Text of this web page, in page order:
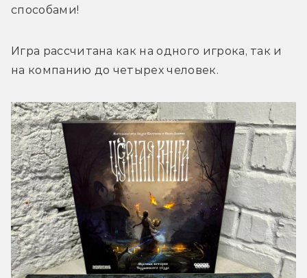
способами!
Игра рассчитана как на одного игрока, так и
на компанию до четырех человек.